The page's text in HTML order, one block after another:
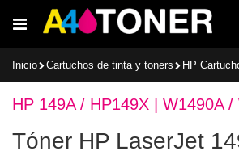
al
Inicio Cartuchos de tinta y toners HP
HP 149A / HP149X | W1490A /
Tóner HP LaserJet